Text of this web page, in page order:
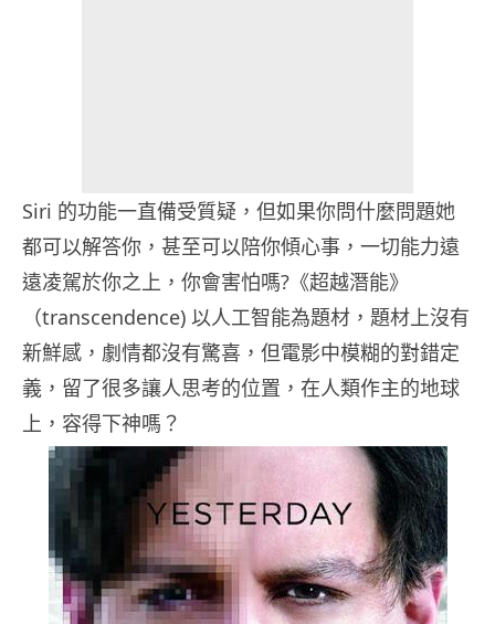
Siri 的功能一直備受質疑，但如果你問什麼問題她
都可以解答你，甚至可以陪你傾心事，一切能力遠
遠凌駕於你之上，你會害怕嗎?《超越潛能》
（transcendence) 以人工智能為題材，題材上沒有
新鮮感，劇情都沒有驚喜，但電影中模糊的對錯定
義，留了很多讓人思考的位置，在人類作主的地球
上，容得下神嗎？